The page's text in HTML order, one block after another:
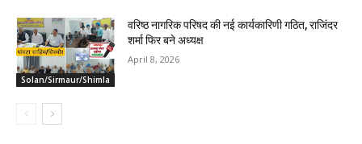
Solan/Sirmaur/Shimla
वरिष्ठ नागरिक परिषद की नई कार्यकारिणी गठित, राजिंदर
शर्मा फिर बने अध्यक्ष
April 8, 2026